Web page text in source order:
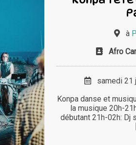
à
Afro
samedi 21
Konpa danse et
la musique 20h-
débutant 21h-02h: Dj